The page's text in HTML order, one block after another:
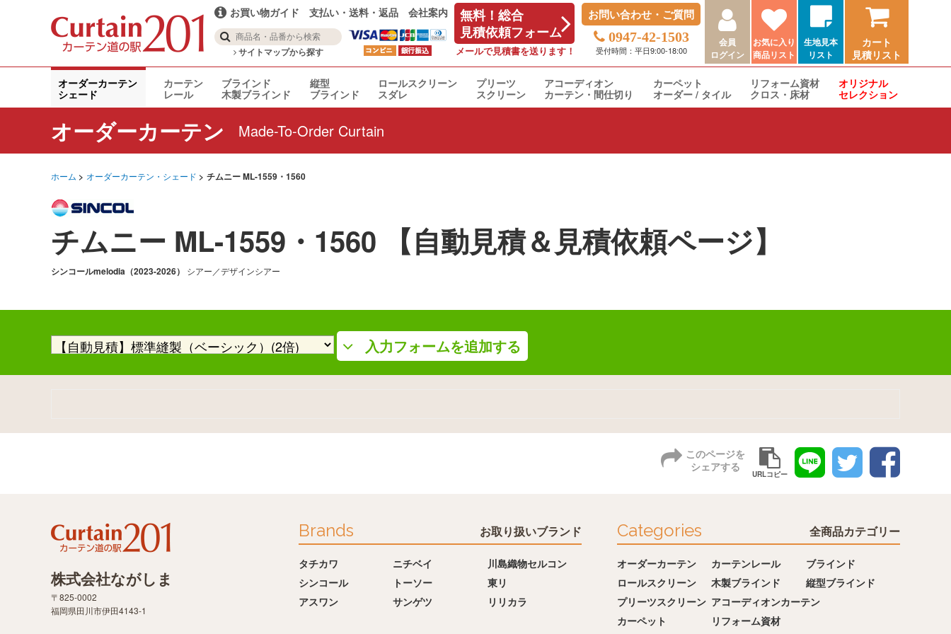
お買い物ガイド 支払い・送料・返品 会社案内
サイトマップから探す
無料！総合
見積依頼フォーム
メールで見積書を送ります！
お問い合わせ・ご質問
0947-42-1503
受付時間：平日9:00-18:00
会員
ログイン
お気に入り
商品リスト
生地見本
リスト
カート
見積リスト
オーダーカーテン
シェード
カーテン
レール
ブラインド
木製ブラインド
縦型
ブラインド
ロールスクリーン
スダレ
プリーツ
スクリーン
アコーディオン
カーテン・間仕切り
カーペット
オーダー / タイル
リフォーム資材
クロス・床材
オリジナル
セレクション
オーダーカーテン Made-To-Order Curtain
ホーム オーダーカーテン・シェード チムニー ML-1559・1560
チムニー ML-1559・1560 【自動見積＆見積依頼ページ】
シンコールmelodia（2023-2026） シアー／デザインシアー
入力フォームを追加する
このページを
シェアする
URLコピー
Brands お取り扱いブランド
タチカワ ニチベイ
川島織物セルコン
シンコール
トーソー
東リ
アスワン
サンゲツ リリカラ
Categories 全商品カテゴリー
オーダーカーテン カーテンレール
ブラインド
ロールスクリーン
木製ブラインド
縦型ブラインド
プリーツスクリーン アコーディオンカーテン
カーペット
リフォーム資材
株式会社ながしま
〒825-0002
福岡県田川市伊田4143-1